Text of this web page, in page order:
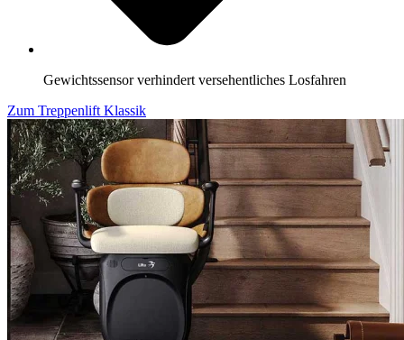
Gewichtssensor verhindert versehentliches Losfahren
Zum Treppenlift Klassik